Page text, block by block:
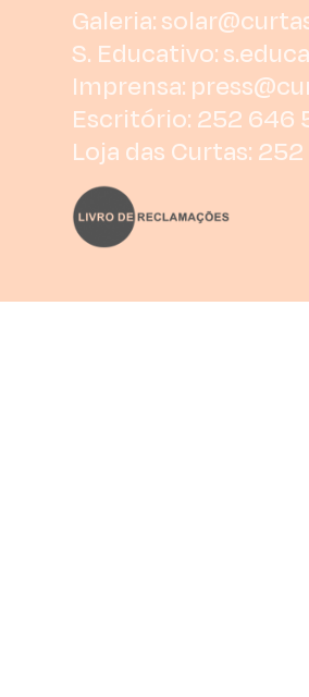
Galeria:
S. Educativo:
Imprensa:
Escritório: 252 646
Loja das Curtas: 252